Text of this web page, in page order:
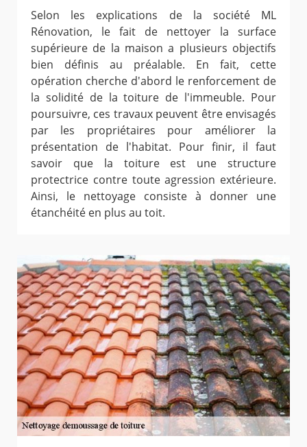
Selon les explications de la société ML
Rénovation, le fait de nettoyer la surface
supérieure de la maison a plusieurs objectifs
bien définis au préalable. En fait, cette
opération cherche d'abord le renforcement de
la solidité de la toiture de l'immeuble. Pour
poursuivre, ces travaux peuvent être envisagés
par les propriétaires pour améliorer la
présentation de l'habitat. Pour finir, il faut
savoir que la toiture est une structure
protectrice contre toute agression extérieure.
Ainsi, le nettoyage consiste à donner une
étanchéité en plus au toit.